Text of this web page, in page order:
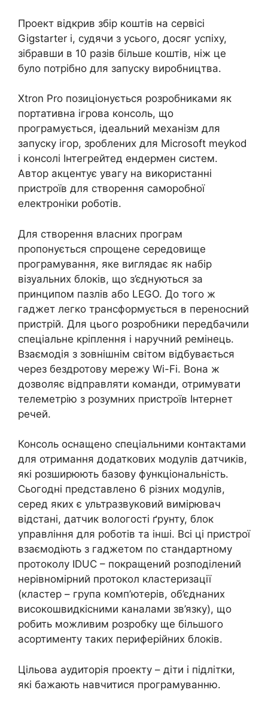
Проект відкрив збір коштів на сервісі
Gigstarter і, судячи з усього, досяг успіху,
зібравши в 10 разів більше коштів, ніж це
було потрібно для запуску виробництва.
Xtron Pro позиціонується розробниками як
портативна ігрова консоль, що
програмується, ідеальний механізм для
запуску ігор, зроблених для Microsoft meykod
і консолі Інтегрейтед ендермен систем.
Автор акцентує увагу на використанні
пристроїв для створення саморобної
електроніки роботів.
Для створення власних програм
пропонується спрощене середовище
програмування, яке виглядає як набір
візуальних блоків, що з’єднуються за
принципом пазлів або LEGO. До того ж
гаджет легко трансформується в переносний
пристрій. Для цього розробники передбачили
спеціальне кріплення і наручний ремінець.
Взаємодія з зовнішнім світом відбувається
через бездротову мережу Wi-Fi. Вона ж
дозволяє відправляти команди, отримувати
телеметрію з розумних пристроїв Інтернет
речей.
Консоль оснащено спеціальними контактами
для отримання додаткових модулів датчиків,
які розширюють базову функціональність.
Сьогодні представлено 6 різних модулів,
серед яких є ультразвуковий вимірювач
відстані, датчик вологості ґрунту, блок
управління для роботів та інші. Всі ці пристрої
взаємодіють з гаджетом по стандартному
протоколу IDUC – покращений розподілений
нерівномірний протокол кластеризації
(кластер – група комп’ютерів, об’єднаних
високошвидкісними каналами зв’язку), що
робить можливим розробку ще більшого
асортименту таких периферійних блоків.
Цільова аудиторія проекту – діти і підлітки,
які бажають навчитися програмуванню.